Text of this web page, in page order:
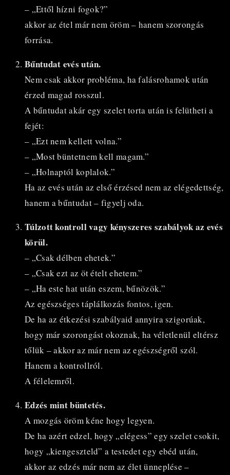
– „Ettől hízni fogok?”
akkor az étel már nem öröm – hanem szorongás
forrása.
Bűntudat evés után.
Nem csak akkor probléma, ha falásrohamok után
érzed magad rosszul.
A bűntudat akár egy szelet torta után is felütheti a
fejét:
– „Ezt nem kellett volna.”
– „Most büntetnem kell magam.”
– „Holnaptól koplalok.”
Ha az evés után az első érzésed nem az elégedettség,
hanem a bűntudat – figyelj oda.
Túlzott kontroll vagy kényszeres szabályok az evés
körül.
– „Csak délben ehetek.”
– „Csak ezt az öt ételt ehetem.”
– „Ha este hat után eszem, bűnözök.”
Az egészséges táplálkozás fontos, igen.
De ha az étkezési szabályaid annyira szigorúak,
hogy már szorongást okoznak, ha véletlenül eltérsz
tőlük – akkor az már nem az egészségről szól.
Hanem a kontrollról.
A félelemről.
Edzés mint büntetés.
A mozgás öröm kéne hogy legyen.
De ha azért edzel, hogy „elégess” egy szelet csokit,
hogy „kiengeszteld” a testedet egy ebéd után,
akkor az edzés már nem az élet ünneplése –